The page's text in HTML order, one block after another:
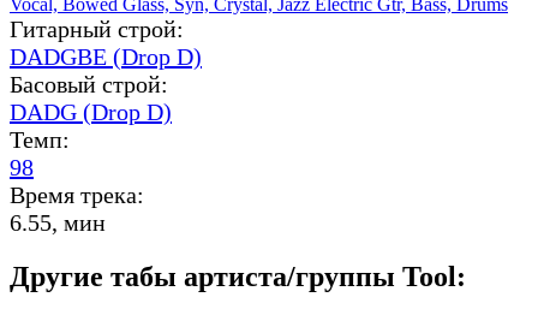
Vocal, Bowed Glass, Syn, Crystal, Jazz Electric Gtr, Bass, Drums
Гитарный строй:
DADGBE (Drop D)
Басовый строй:
DADG (Drop D)
Темп:
98
Время трека:
6.55, мин
Другие табы артиста/группы Tool: